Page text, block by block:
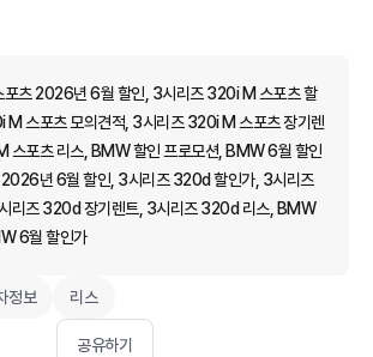
츠 2026년 6월 할인, 3시리즈 320i M 스포츠 할
스포츠 모의견적, 3시리즈 320i M 스포츠 장기렌
스포츠 리스, BMW 할인 프로모션, BMW 6월 할인
년 6월 할인, 3시리즈 320d 할인가, 3시리즈
리즈 320d 장기렌트, 3시리즈 320d 리스, BMW
6월 할인가
정보 리스
공유하기